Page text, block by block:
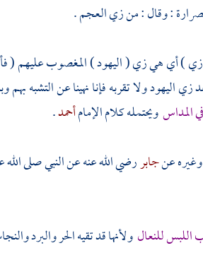
: وقال : من زيالعجم.
( زي ) أي هي زي (اليهود) المغصوب عليهم (
زياليهودولا تقربه فإنا نهينا عن التشبه
المداسويحتمله كلام الإمامأحمد.
وغيره عنجابررضي الله عنه عن النبي صلى
اللبس للنعالولأنها قد تقيه الحر والبرد